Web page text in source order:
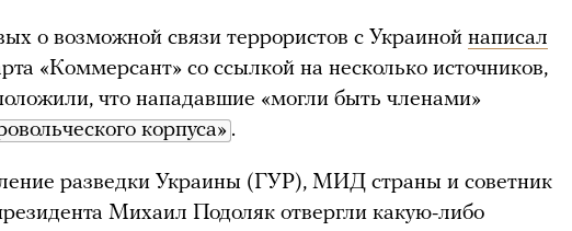
о возможной связи террористов с Украиной написал
«Коммерсант» со ссылкой на несколько источников,
что нападавшие «могли быть членами»
корпуса» .
разведки Украины (ГУР), МИД страны и советник
Михаил Подоляк отвергли какую-либо